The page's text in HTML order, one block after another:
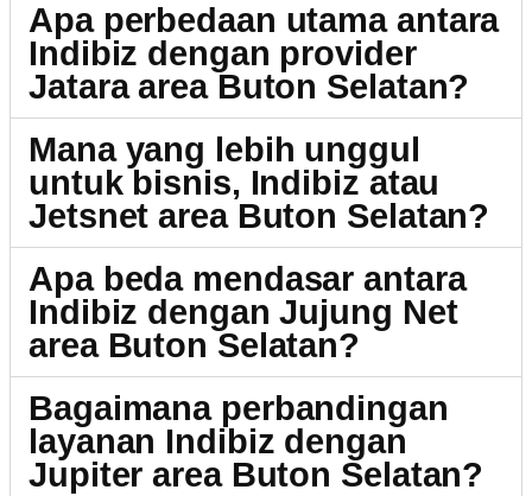
Apa perbedaan utama antara
Indibiz dengan provider
Jatara area Buton Selatan?
Mana yang lebih unggul
untuk bisnis, Indibiz atau
Jetsnet area Buton Selatan?
Apa beda mendasar antara
Indibiz dengan Jujung Net
area Buton Selatan?
Bagaimana perbandingan
layanan Indibiz dengan
Jupiter area Buton Selatan?